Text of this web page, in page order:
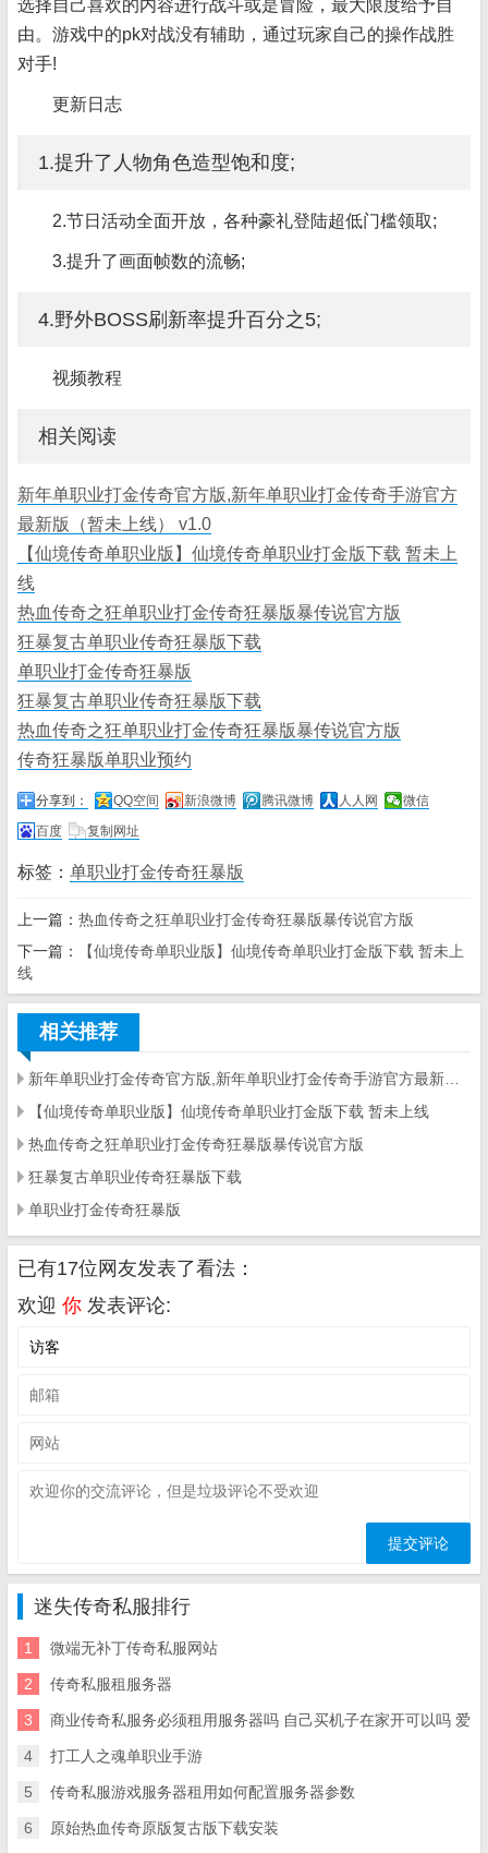
选择自己喜欢的内容进行战斗或是冒险，最大限度给予自
由。游戏中的pk对战没有辅助，通过玩家自己的操作战胜
对手!
更新日志
1.提升了人物角色造型饱和度;
2.节日活动全面开放，各种豪礼登陆超低门槛领取;
3.提升了画面帧数的流畅;
4.野外BOSS刷新率提升百分之5;
视频教程
相关阅读
新年单职业打金传奇官方版,新年单职业打金传奇手游官方
最新版（暂未上线） v1.0
【仙境传奇单职业版】仙境传奇单职业打金版下载 暂未上
线
热血传奇之狂单职业打金传奇狂暴版暴传说官方版
狂暴复古单职业传奇狂暴版下载
单职业打金传奇狂暴版
狂暴复古单职业传奇狂暴版下载
热血传奇之狂单职业打金传奇狂暴版暴传说官方版
传奇狂暴版单职业预约
分享到： QQ空间 新浪微博 腾讯微博 人人网
微信
百度
复制网址
标签： 单职业打金传奇狂暴版
上一篇： 热血传奇之狂单职业打金传奇狂暴版暴传说官方版
下一篇：
【仙境传奇单职业版】仙境传奇单职业打金版下载 暂未上
线
相关推荐
【仙境传奇单职业版】仙境传奇单职业打金版下载 暂未上线
热血传奇之狂单职业打金传奇狂暴版暴传说官方版
狂暴复古单职业传奇狂暴版下载
单职业打金传奇狂暴版
已有17位网友发表了看法：
欢迎 你 发表评论:
迷失传奇私服排行
1 微端无补丁传奇私服网站
2 传奇私服租服务器
3 商业传奇私服务必须租用服务器吗 自己买机子在家开可以吗 爱
4 打工人之魂单职业手游
5 传奇私服游戏服务器租用如何配置服务器参数
6 原始热血传奇原版复古版下载安装